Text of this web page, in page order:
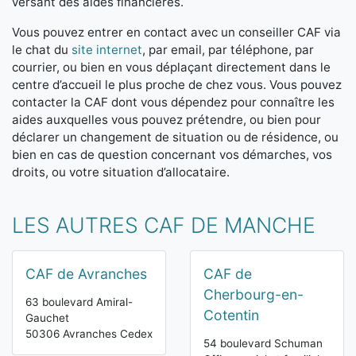
Vous pouvez entrer en contact avec un conseiller CAF via
le chat du site internet, par email, par téléphone, par
courrier, ou bien en vous déplaçant directement dans le
centre d’accueil le plus proche de chez vous. Vous pouvez
contacter la CAF dont vous dépendez pour connaître les
aides auxquelles vous pouvez prétendre, ou bien pour
déclarer un changement de situation ou de résidence, ou
bien en cas de question concernant vos démarches, vos
droits, ou votre situation d’allocataire.
LES AUTRES CAF DE MANCHE
CAF de Avranches
63 boulevard Amiral-
Gauchet
50306 Avranches Cedex
CAF de
Cherbourg-en-
Cotentin
54 boulevard Schuman